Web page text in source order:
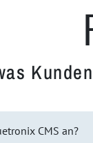
CMS an?